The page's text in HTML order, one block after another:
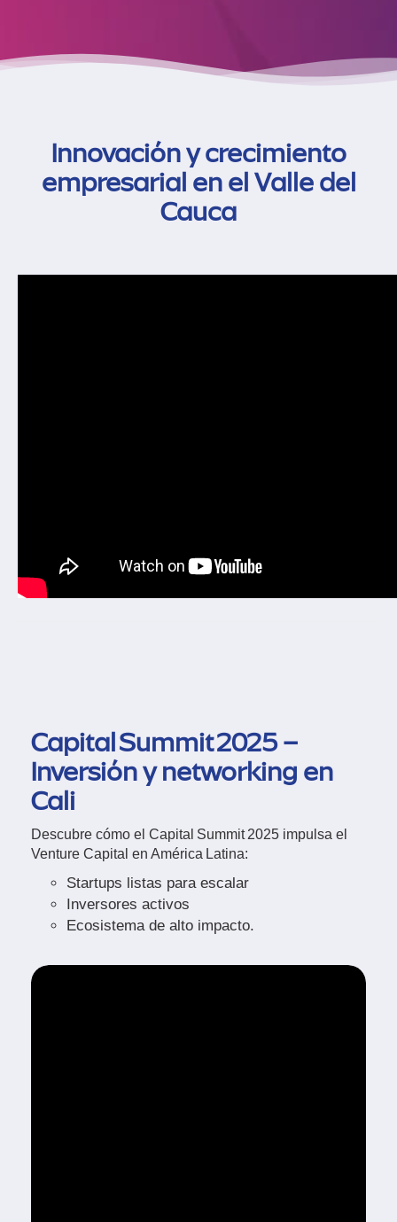
Innovación y crecimiento
empresarial en el Valle del
Cauca
Capital Summit 2025 –
Inversión y networking en
Cali
Descubre cómo el Capital Summit 2025 impulsa el
Venture Capital en América Latina:
Startups listas para escalar
Inversores activos
Ecosistema de alto impacto.